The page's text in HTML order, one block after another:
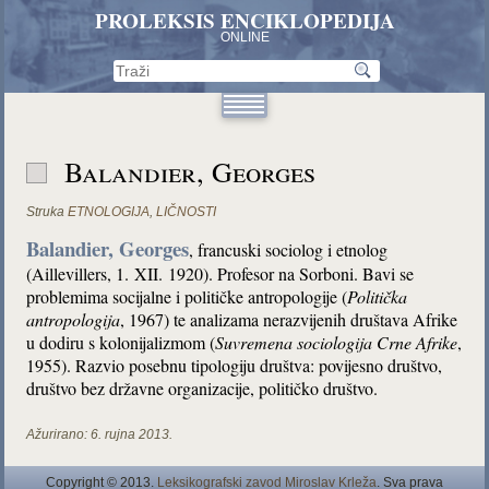
PROLEKSIS ENCIKLOPEDIJA
ONLINE
Balandier, Georges
Struka ETNOLOGIJA,LIČNOSTI
Balandier, Georges, francuski sociolog i etnolog
(Aillevillers, 1. XII. 1920). Profesor na Sorboni. Bavi se
problemima socijalne i političke antropologije (Politička
antropologija, 1967) te analizama nerazvijenih društava Afrike
u dodiru s kolonijalizmom (Suvremena sociologija Crne Afrike,
1955). Razvio posebnu tipologiju društva: povijesno društvo,
društvo bez državne organizacije, političko društvo.
Ažurirano: 6. rujna 2013.
Copyright © 2013. Leksikografski zavod Miroslav Krleža. Sva prava